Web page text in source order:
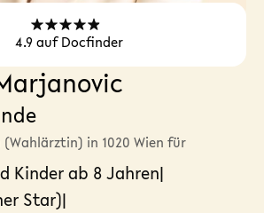
4.9 auf Docfinder
in 1020 Wien für
Kinder ab 8 Jahren|
Star)|